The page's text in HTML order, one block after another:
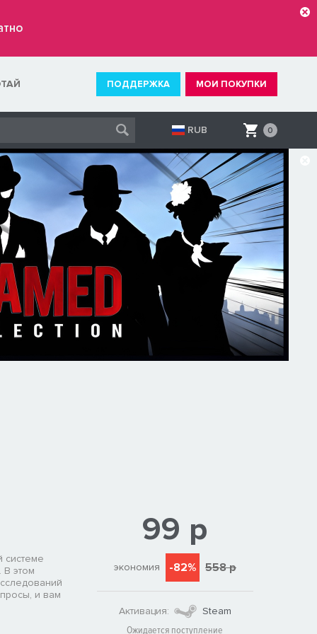
ПОДДЕРЖКА МОИ ПОКУПКИ
RUB 0
системе
В этом
и вам
99 р
экономия -82% 558 р
Активация:
Steam
Ожидается поступление